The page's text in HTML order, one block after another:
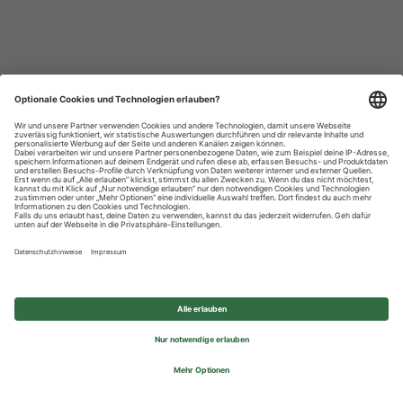
Datenschutzhinweise
Impressum
Privatsphäre-Einstellungen
© 2026 REWE Group - All rights reserved